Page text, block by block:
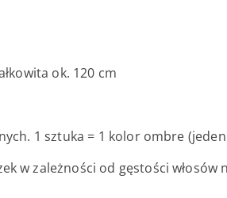
ok. 120 cm
1 sztuka = 1 kolor ombre
w zależności od gęstości